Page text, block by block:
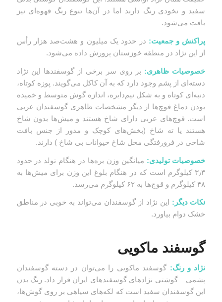
سفید و نخودی رنگ دارند اما در آن‌ها تنوع رنگ قهوه‌ای نیز
یافت می‌شود.
پراکنش و جمعیت: در حدود یک میلیون و هشت‌صد هزار رأس
از این نژاد در منطقه خوزستان پرورش داده می‌شود.
خصوصیات ظاهری: بر روی سر برخی از گوسفندها این نژاد
دسته‌ای از پشم وجود دارد که به آن کاکل می‌گویند. پوزه کوتاه،
دنبه‌ای کوتاه و به شکل نیم‌دایره، اندازه گوش متوسط و خمیده
بودن دماغ قوچ‌ها از دیگر مشخصات ظاهری گوسفندان عربی
است. قوچ‌های عربی دارای شاخ هستند و میش‌ها بدون شاخ
هستند یا ته شاخ (بخش‌های کوچک و مدور از جنس بافت
شاخی در فرورفتگی محل شاخ حیوانات بی شاخ ) دارند.
خصوصیات تولیدی: میانگین وزن بره‌ها در هنگام تولد در حدود
۳٫۳ کیلوگرم است که در هنگام بلوغ این وزن برای میش‌ها به
۴۸ کیلوگرم و قوچ‌ها به ۶۲ کیلوگرم می‌رسد.
نکات دیگر: این نژاد از گوسفندان می‌تواند به خوبی در مناطق
خشک دوام بیاورد.
گوسفند ماکویی
نژاد و رنگ: گوسفند ماکویی را می‌توان در دسته گوسفندان
پشمی – گوشتی نژادهای گوسفندهای ایران قرار داد. رنگ بدن
این گوسفندان سفید است که لکه‌های سیاهی بر روی گوش‌ها،